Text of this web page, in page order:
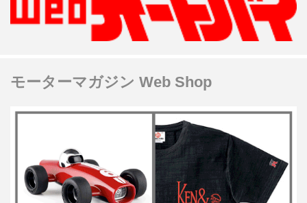
モーターマガジン Web Shop